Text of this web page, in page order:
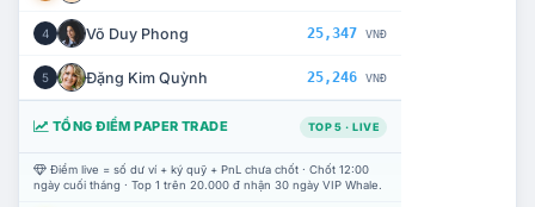
4 Võ Duy Phong 25,347 VNĐ
5 Đặng Kim Quỳnh 25,246 VNĐ
TỔNG ĐIỂM PAPER TRADE TOP 5 · LIVE
Điểm live = số dư ví + ký quỹ + PnL chưa chốt · Chốt 12:00
ngày cuối tháng · Top 1 trên 20.000 đ nhận 30 ngày VIP Whale.